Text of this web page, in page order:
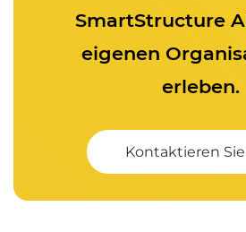
SmartStructure
eigenen
erleben.
Kontaktieren